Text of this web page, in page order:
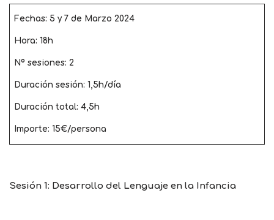
Fechas: 5 y 7 de Marzo 2024
Hora: 18h
Nº sesiones: 2
Duración sesión: 1,5h/día
Duración total: 4,5h
Importe: 15€/persona
Sesión 1: Desarrollo del Lenguaje en la Infancia